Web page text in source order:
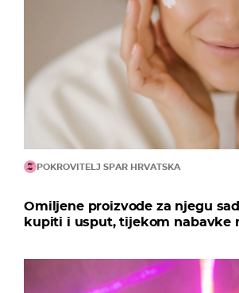
POKROVITELJ SPAR HRVATSKA
Omiljene proizvode za njegu
kupiti i usput, tijekom nabavke